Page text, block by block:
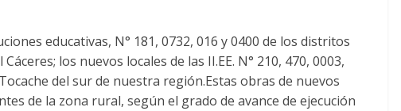
educativas, N° 181, 0732, 016 y 0400 de los distritos
los nuevos locales de las II.EE. N° 210, 470, 0003,
del sur de nuestra región.Estas obras de nuevos
de la zona rural, según el grado de avance de ejecución